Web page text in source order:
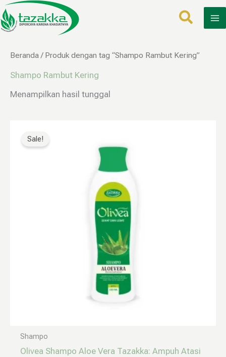
Lewati
ke
konten
Beranda / Produk dengan tag “Shampo Rambut Kering”
Shampo Rambut Kering
Menampilkan hasil tunggal
Sale!
Shampo
Olivea Shampo Aloe Vera Tazakka: Ampuh Atasi
adalah:
Rp32.000.